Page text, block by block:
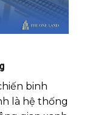
binh
là hệ thống